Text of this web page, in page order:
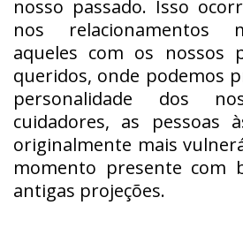
nosso passado. Isso
nos relacionamentos
aqueles com os nossos
queridos, onde podemos
personalidade dos
cuidadores, as pessoas
originalmente mais
momento presente com
antigas projeções.